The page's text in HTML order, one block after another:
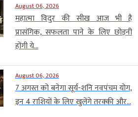
August 06, 2026
महात्मा विदुर की सीख आज भी है
प्रासंगिक, सफलता पाने के लिए छोड़नी
होंगी ये...
August 06, 2026
7 अगस्त को बनेगा सूर्य-शनि नवपंचम योग,
इन 4 राशियों के लिए खुलेंगे तरक्की और...